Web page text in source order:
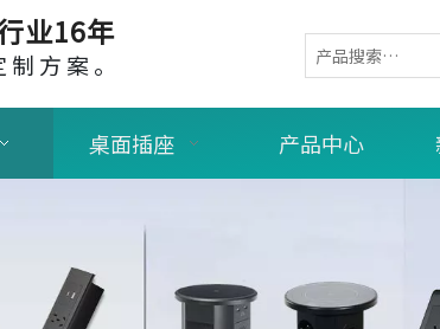
业16年
方案。
桌面插座 产品中心